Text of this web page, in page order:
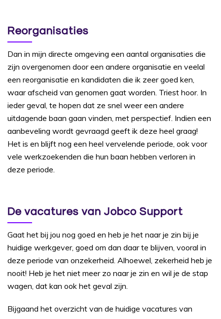
Reorganisaties
Dan in mijn directe omgeving een aantal organisaties die
zijn overgenomen door een andere organisatie en veelal
een reorganisatie en kandidaten die ik zeer goed ken,
waar afscheid van genomen gaat worden. Triest hoor. In
ieder geval, te hopen dat ze snel weer een andere
uitdagende baan gaan vinden, met perspectief. Indien een
aanbeveling wordt gevraagd geeft ik deze heel graag!
Het is en blijft nog een heel vervelende periode, ook voor
vele werkzoekenden die hun baan hebben verloren in
deze periode.
De vacatures van Jobco Support
Gaat het bij jou nog goed en heb je het naar je zin bij je
huidige werkgever, goed om dan daar te blijven, vooral in
deze periode van onzekerheid. Alhoewel, zekerheid heb je
nooit! Heb je het niet meer zo naar je zin en wil je de stap
wagen, dat kan ook het geval zijn.
Bijgaand het overzicht van de huidige vacatures van